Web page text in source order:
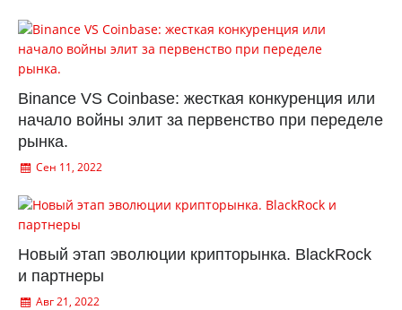
Binance VS Coinbase: жесткая конкуренция или
начало войны элит за первенство при переделе
рынка.
Сен 11, 2022
Новый этап эволюции крипторынка. BlackRock
и партнеры
Авг 21, 2022